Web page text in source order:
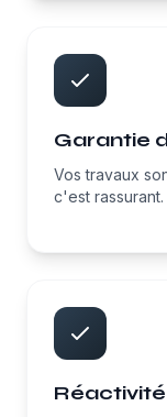
Garantie
Vos travaux
c'est rassurant.
Réactivité